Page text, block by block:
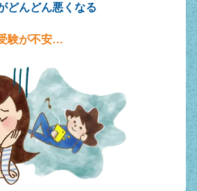
どんどん悪くなる
験が不安…